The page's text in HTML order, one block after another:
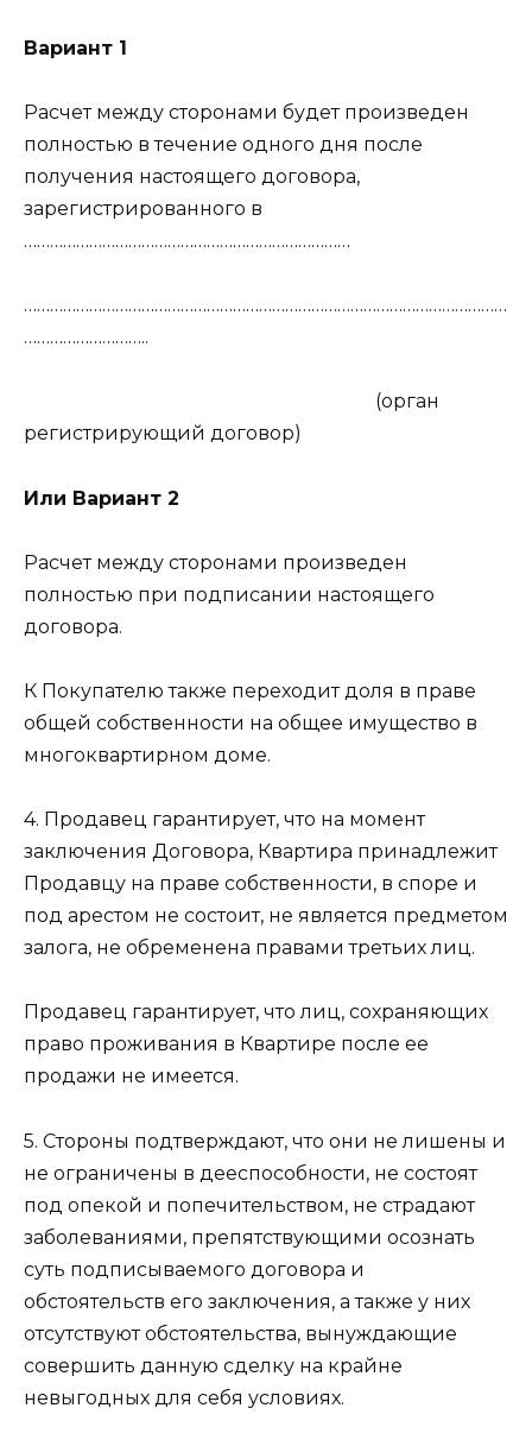
Вариант 1
Расчет между сторонами будет произведен
полностью в течение одного дня после
получения настоящего договора,
зарегистрированного в
…………………………………………………………………
…………………………………………………………………………………………………
………………………..
(орган
регистрирующий договор)
Или Вариант 2
Расчет между сторонами произведен
полностью при подписании настоящего
договора.
К Покупателю также переходит доля в праве
общей собственности на общее имущество в
многоквартирном доме.
4. Продавец гарантирует, что на момент
заключения Договора, Квартира принадлежит
Продавцу на праве собственности, в споре и
под арестом не состоит, не является предметом
залога, не обременена правами третьих лиц.
Продавец гарантирует, что лиц, сохраняющих
право проживания в Квартире после ее
продажи не имеется.
5. Стороны подтверждают, что они не лишены и
не ограничены в дееспособности, не состоят
под опекой и попечительством, не страдают
заболеваниями, препятствующими осознать
суть подписываемого договора и
обстоятельств его заключения, а также у них
отсутствуют обстоятельства, вынуждающие
совершить данную сделку на крайне
невыгодных для себя условиях.